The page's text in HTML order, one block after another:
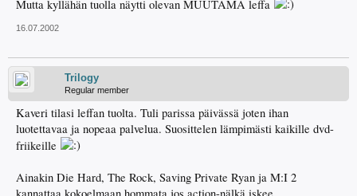
Mutta kyllähän tuolla näytti olevan MUUTAMA leffa
16.07.2002
Trilogy
Regular member
Kaveri tilasi leffan tuolta. Tuli parissa päivässä joten ihan
luotettavaa ja nopeaa palvelua. Suosittelen lämpimästi kaikille dvd-
friikeille
Ainakin Die Hard, The Rock, Saving Private Ryan ja M:I 2